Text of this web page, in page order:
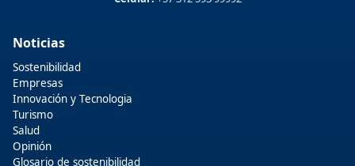
Noticias
Sostenibilidad
Empresas
Innovación y Tecnologia
Turismo
Salud
Opinión
Glosario de sostenibilidad